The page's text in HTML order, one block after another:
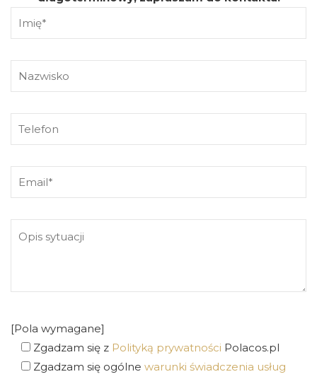
[Pola wymagane]
Zgadzam się z Polityką prywatności Polacos.pl
Zgadzam się ogólne warunki świadczenia usług